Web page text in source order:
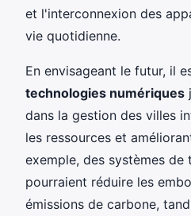
et l'interconnexion des
vie quotidienne.
En envisageant le futur, il
technologies numériques
dans la gestion des villes
les ressources et
exemple, des systèmes
pourraient réduire les
émissions de carbone,